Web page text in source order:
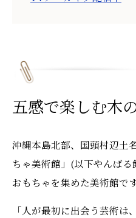
五感で楽しむ木
沖縄本島北部、国頭村辺土
ちゃ美術館」(以下やんば
おもちゃを集めた美術館です
「人が最初に出会う芸術は